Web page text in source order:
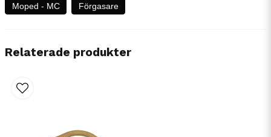
Moped - MC Förgasare
Relaterade produkter